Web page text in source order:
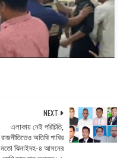
NEXT
এলাকায় নেই পরিচিতি,
রাজনীতিতেও অতিথি পাখির
মতো ঝিনাইদহ-৪ আসনের